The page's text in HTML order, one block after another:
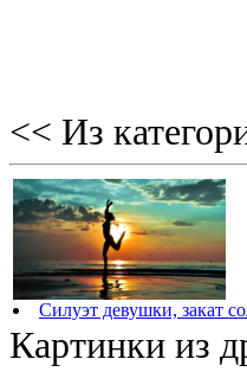
<< Из
Силуэт девушки, закат
Картинки из